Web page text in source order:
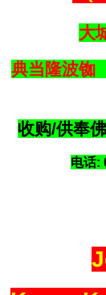
大
典当隆波铷
收购/供奉
电话: